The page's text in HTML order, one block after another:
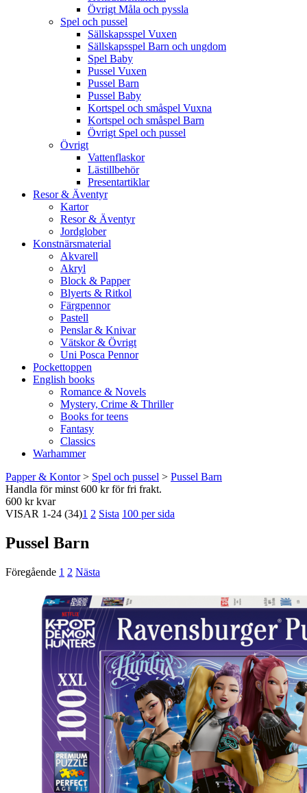
Övrigt Måla och pyssla
Spel och pussel
Sällskapsspel Vuxen
Sällskapsspel Barn och ungdom
Spel Baby
Pussel Vuxen
Pussel Barn
Pussel Baby
Kortspel och småspel Vuxna
Kortspel och småspel Barn
Övrigt Spel och pussel
Övrigt
Vattenflaskor
Lästillbehör
Presentartiklar
Resor & Äventyr
Kartor
Resor & Äventyr
Jordglober
Konstnärsmaterial
Akvarell
Akryl
Block & Papper
Blyerts & Ritkol
Färgpennor
Pastell
Penslar & Knivar
Vätskor & Övrigt
Uni Posca Pennor
Pockettoppen
English books
Romance & Novels
Mystery, Crime & Thriller
Books for teens
Fantasy
Classics
Warhammer
Papper & Kontor> Spel och pussel > Pussel Barn
Handla för minst 600 kr för fri frakt.
600 kr kvar
VISAR 1-24 (34)1 2 Sista 100 per sida
Pussel Barn
Föregående 1 2 Nästa